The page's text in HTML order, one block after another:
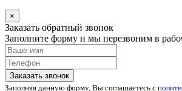
×
Заказать обратный звонок
Заполните форму и мы перезвоним в
Заказать звонок
Заполняя данную форму, Вы соглашаетесь с